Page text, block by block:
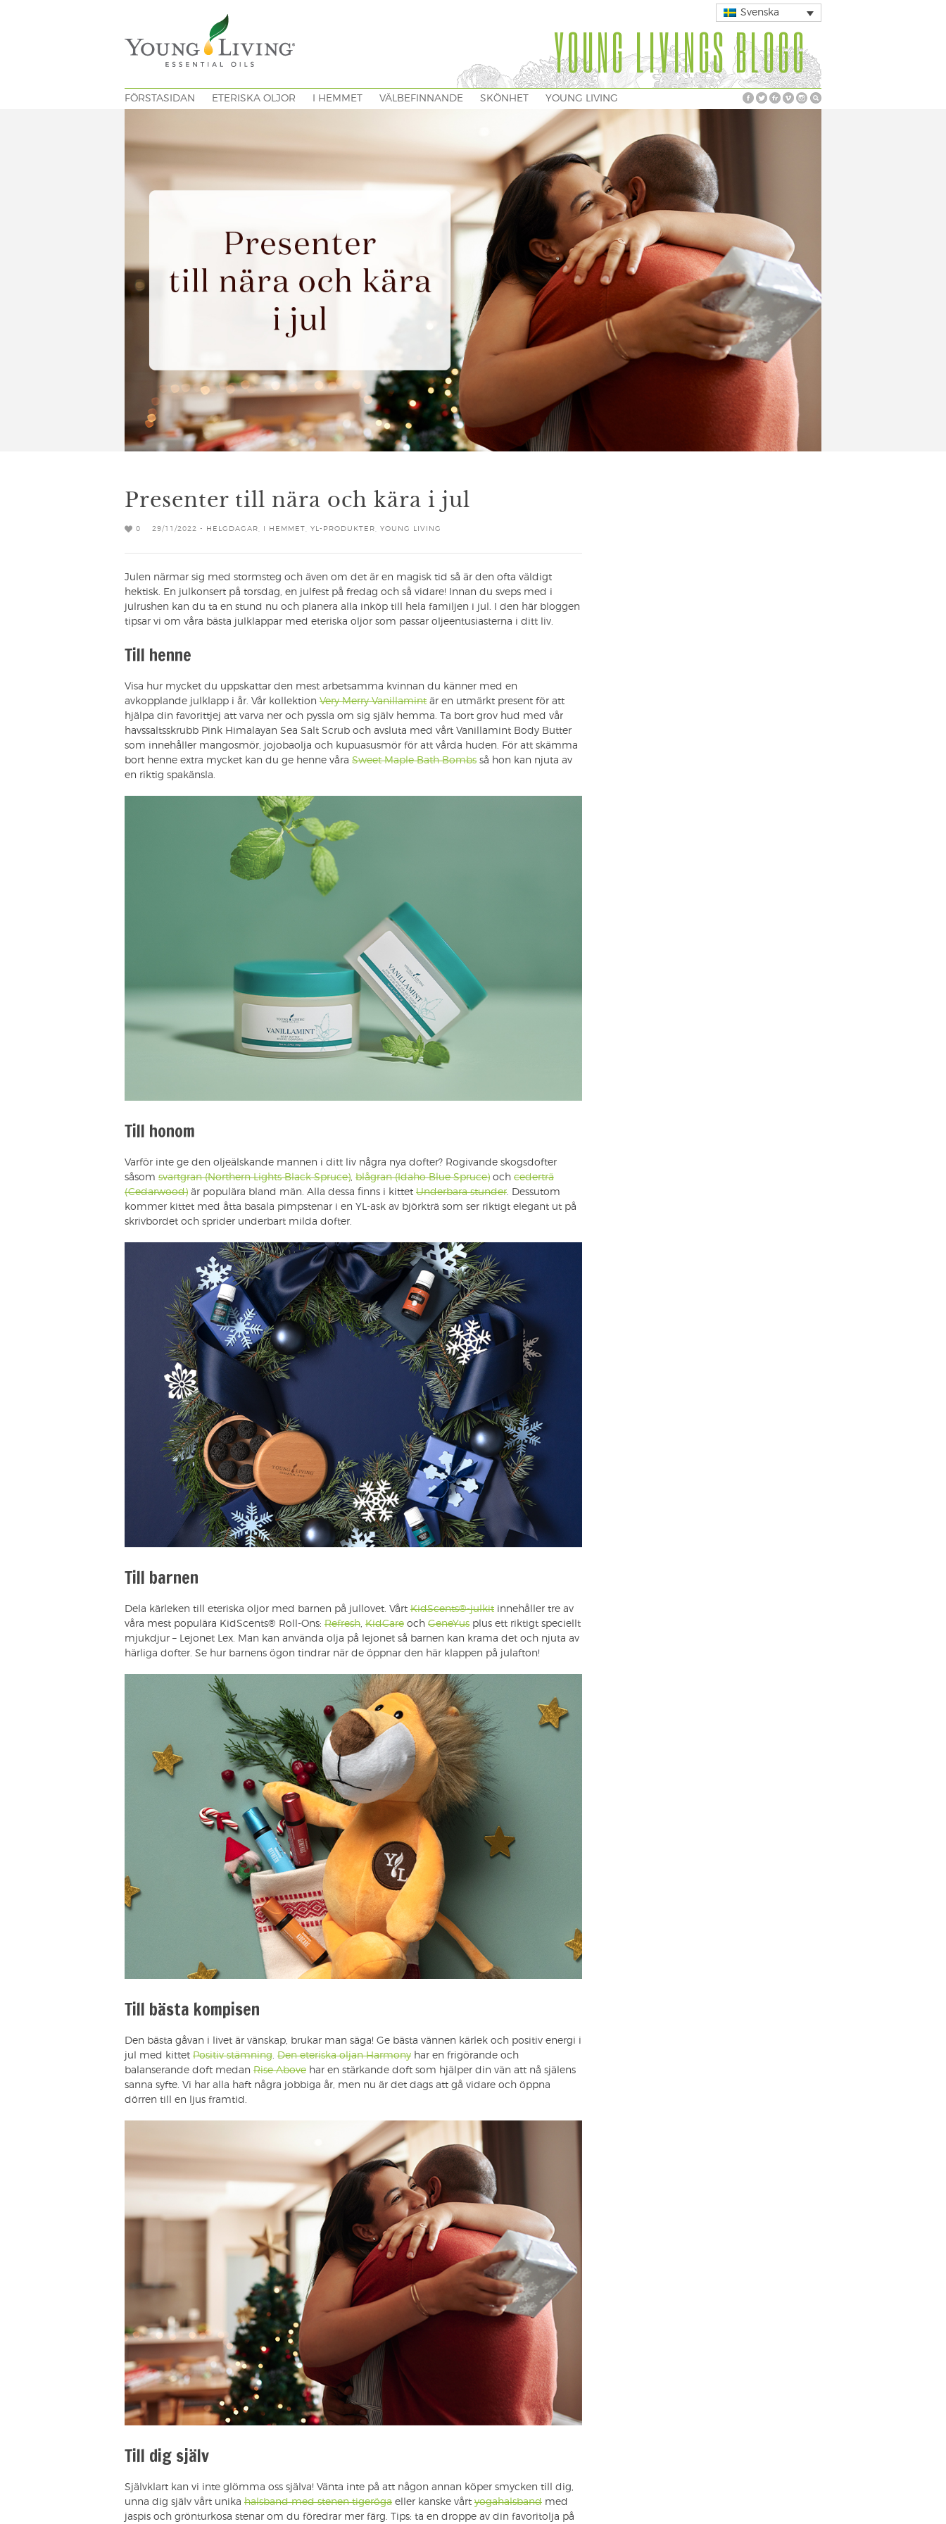
Svenska
YOUNG LIVINGS BLOGG
FÖRSTASIDAN ETERISKA OLJOR I HEMMET VÄLBEFINNANDE SKÖNHET YOUNG LIVING
Presenter till nära och kära i jul
0 29/11/2022 - HELGDAGAR I HEMMET YL-PRODUKTER YOUNG LIVING
Julen närmar sig med stormsteg och även om det är en magisk tid så är den ofta väldigt
hektisk. En julkonsert på torsdag, en julfest på fredag och så vidare! Innan du sveps med i
julrushen kan du ta en stund nu och planera alla inköp till hela familjen i jul. I den här bloggen
tipsar vi om våra bästa julklappar med eteriska oljor som passar oljeentusiasterna i ditt liv.
Till henne
Visa hur mycket du uppskattar den mest arbetsamma kvinnan du känner med en
avkopplande julklapp i år. Vår kollektion Very Merry Vanillamint är en utmärkt present för att
hjälpa din favorittjej att varva ner och pyssla om sig själv hemma. Ta bort grov hud med vår
havssaltsskrubb Pink Himalayan Sea Salt Scrub och avsluta med vårt Vanillamint Body Butter
som innehåller mangosmör, jojobaolja och kupuasusmör för att vårda huden. För att skämma
bort henne extra mycket kan du ge henne våra Sweet Maple Bath Bombs så hon kan njuta av
en riktig spakänsla.
Till honom
Varför inte ge den oljeälskande mannen i ditt liv några nya dofter? Rogivande skogsdofter
såsom svartgran (Northern Lights Black Spruce) blågran (Idaho Blue Spruce) och cederträ
(Cedarwood) är populära bland män. Alla dessa finns i kittet Underbara stunder . Dessutom
kommer kittet med åtta basala pimpstenar i en YL-ask av björkträ som ser riktigt elegant ut på
skrivbordet och sprider underbart milda dofter.
Till barnen
Dela kärleken till eteriska oljor med barnen på jullovet. Vårt KidScents®-julkit innehåller tre av
våra mest populära KidScents® Roll-Ons: Refresh KidCare och GeneYus plus ett riktigt speciellt
mjukdjur – Lejonet Lex. Man kan använda olja på lejonet så barnen kan krama det och njuta av
härliga dofter. Se hur barnens ögon tindrar när de öppnar den här klappen på julafton!
Till bästa kompisen
Den bästa gåvan i livet är vänskap, brukar man säga! Ge bästa vännen kärlek och positiv energi i
jul med kittet Positiv stämning Den eteriska oljan Harmony har en frigörande och
balanserande doft medan Rise Above har en stärkande doft som hjälper din vän att nå själens
sanna syfte. Vi har alla haft några jobbiga år, men nu är det dags att gå vidare och öppna
dörren till en ljus framtid.
Till dig själv
Självklart kan vi inte glömma oss själva! Vänta inte på att någon annan köper smycken till dig,
unna dig själv vårt unika halsband med stenen tigeröga eller kanske vårt yogahalsband med
jaspis och grönturkosa stenar om du föredrar mer färg. Tips: ta en droppe av din favoritolja på